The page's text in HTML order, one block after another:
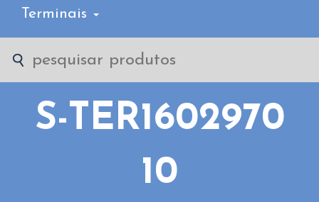
Terminais
S-TER1602970
10